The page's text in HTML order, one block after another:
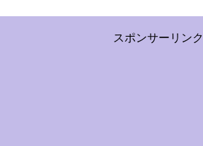
スポンサーリンク